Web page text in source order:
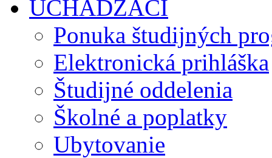
UCHÁDZAČI
Ponuka študijných
Elektronická prihláška
Študijné oddelenia
Školné a poplatky
Ubytovanie